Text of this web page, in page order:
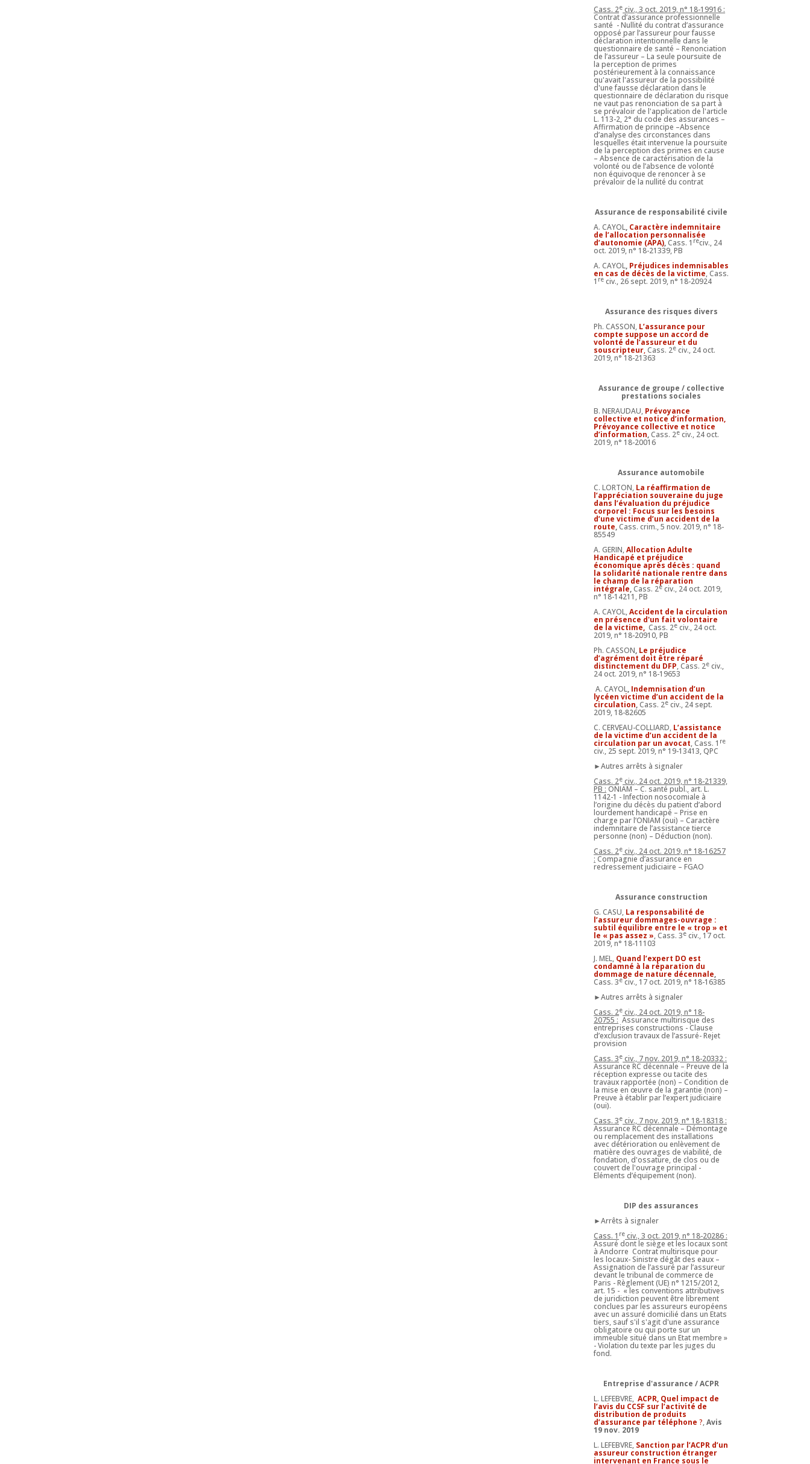
Cass. 2e civ., 3 oct. 2019, n° 18-19916 :
Contrat d’assurance professionnelle
santé - Nullité du contrat d’assurance
opposé par l’assureur pour fausse
déclaration intentionnelle dans le
questionnaire de santé – Renonciation
de l’assureur – La seule poursuite de
la perception de primes
postérieurement à la connaissance
qu'avait l'assureur de la possibilité
d'une fausse déclaration dans le
questionnaire de déclaration du risque
ne vaut pas renonciation de sa part à
se prévaloir de l'application de l'article
L. 113-2, 2° du code des assurances –
Affirmation de principe –Absence
d’analyse des circonstances dans
lesquelles était intervenue la poursuite
de la perception des primes en cause
– Absence de caractérisation de la
volonté ou de l’absence de volonté
non équivoque de renoncer à se
prévaloir de la nullité du contrat
Assurance de responsabilité civile
A. CAYOL, Caractère indemnitaire
de l’allocation personnalisée
d’autonomie (APA),Cass. 1 reciv., 24
oct. 2019, n° 18-21339, PB
A. CAYOL, Préjudices indemnisables
en cas de décès de la victime, Cass.
1 re civ., 26 sept. 2019, n° 18-20924
Assurance des risques divers
Ph. CASSON, L’assurance pour
compte suppose un accord de
volonté de l’assureur et du
souscripteur,Cass. 2e civ., 24 oct.
2019, n° 18-21363
Assurance de groupe / collective
prestations sociales
B. NERAUDAU, Prévoyance
collective et notice d’information,
Prévoyance collective et notice
d’information,Cass. 2e civ., 24 oct.
2019, n° 18-20016
Assurance automobile
C. LORTON, La réaffirmation de
l’appréciation souveraine du juge
dans l’évaluation du préjudice
corporel : Focus sur les besoins
d’une victime d’un accident de la
route,Cass. crim., 5 nov. 2019, n° 18-
85549
A. GERIN,Allocation Adulte
Handicapé et préjudice
économique après décès : quand
la solidarité nationale rentre dans
le champ de la réparation
intégrale,Cass. 2e civ., 24 oct. 2019,
n° 18-14211, PB
A. CAYOL,Accident de la circulation
en présence d'un fait volontaire
de la victime, Cass. 2e civ., 24 oct.
2019, n° 18-20910, PB
Ph. CASSON, Le préjudice
d’agrément doit être réparé
distinctement du DFP, Cass. 2e civ.,
24 oct. 2019, n° 18-19653
A. CAYOL, Indemnisation d’un
lycéen victime d’un accident de la
circulation,Cass. 2e civ., 24 sept.
2019, 18-82605
C. CERVEAU-COLLIARD, L’assistance
de la victime d’un accident de la
circulation par un avocat, Cass. 1 re
civ., 25 sept. 2019, n° 19-13413, QPC
►Autres arrêts à signaler
Cass. 2e civ., 24 oct. 2019, n° 18-21339,
PB : ONIAM – C. santé publ., art. L.
1142-1 - Infection nosocomiale à
l’origine du décès du patient d’abord
lourdement handicapé – Prise en
charge par l’ONIAM (oui) – Caractère
indemnitaire de l’assistance tierce
personne (non) – Déduction (non).
Cass. 2e civ., 24 oct. 2019, n° 18-16257
: Compagnie d’assurance en
redressement judiciaire – FGAO
Assurance construction
G. CASU, La responsabilité de
l’assureur dommages-ouvrage :
subtil équilibre entre le « trop » et
le « pas assez », Cass. 3e civ., 17 oct.
2019, n° 18-11103
J. MEL, Quand l’expert DO est
condamné à la réparation du
dommage de nature décennale,
Cass. 3eciv., 17 oct. 2019, n° 18-16385
►Autres arrêts à signaler
Cass. 2e civ., 24 oct. 2019, n° 18-
20755 : Assurance multirisque des
entreprises constructions - Clause
d’exclusion travaux de l’assuré- Rejet
provision
Cass. 3e civ., 7 nov. 2019, n° 18-20332 :
Assurance RC décennale – Preuve de la
réception expresse ou tacite des
travaux rapportée (non) – Condition de
la mise en œuvre de la garantie (non) –
Preuve à établir par l’expert judiciaire
(oui).
Cass. 3e civ., 7 nov. 2019, n° 18-18318 :
Assurance RC décennale – Démontage
ou remplacement des installations
avec détérioration ou enlèvement de
matière des ouvrages de viabilité, de
fondation, d'ossature, de clos ou de
couvert de l'ouvrage principal -
Eléments d’équipement (non).
DIP des assurances
►Arrêts à signaler
Cass. 1 re civ., 3 oct. 2019, n° 18-20286 :
Assuré dont le siège et les locaux sont
à Andorre Contrat multirisque pour
les locaux- Sinistre dégât des eaux –
Assignation de l’assuré par l’assureur
devant le tribunal de commerce de
Paris - Règlement (UE) n° 1215/2012,
art. 15 - « les conventions attributives
de juridiction peuvent être librement
conclues par les assureurs européens
avec un assuré domicilié dans un Etats
tiers, sauf s'il s'agit d'une assurance
obligatoire ou qui porte sur un
immeuble situé dans un Etat membre »
- Violation du texte par les juges du
fond.
Entreprise d'assurance / ACPR
L. LEFEBVRE,ACPR, Quel impact de
l’avis du CCSF sur l’activité de
distribution de produits
d’assurance par téléphone?,Avis
19 nov. 2019
L. LEFEBVRE, Sanction par l’ACPR d’un
assureur construction étranger
intervenant en France sous le